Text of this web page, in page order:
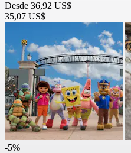
Desde 36,92 US$
35,07 US$
-5%